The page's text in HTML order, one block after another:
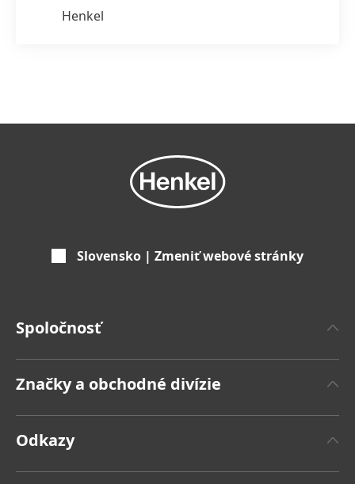
Henkel
Slovensko | Zmeniť webové stránky
Spoločnosť
Fakty a čísla
Tlačové správy
Značky a obchodné divízie
Odkazy